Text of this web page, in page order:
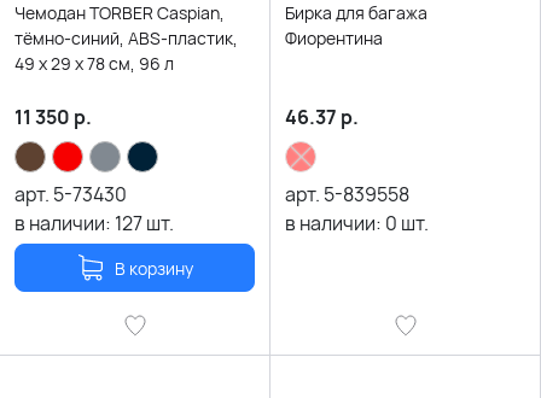
Чемодан TORBER Caspian,
тёмно-синий, ABS-пластик,
49 х 29 х 78 см, 96 л
11 350 р.
арт. 5-73430
в наличии: 127шт.
В корзину
Бирка для багажа
Фиорентина
46.37 р.
арт. 5-839558
в наличии: 0 шт.